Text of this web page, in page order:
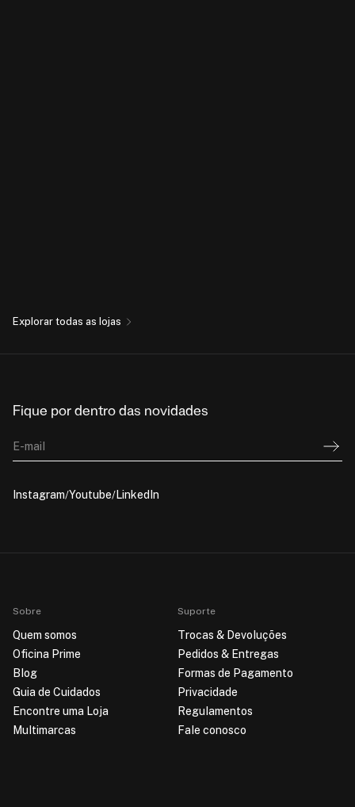
Explorar todas as lojas
Fique por dentro das novidades
E-mail
Instagram Youtube LinkedIn
Sobre
Quem somos
Oficina Prime
Blog
Guia de Cuidados
Encontre uma Loja
Multimarcas
Suporte
Trocas & Devoluções
Pedidos & Entregas
Formas de Pagamento
Privacidade
Regulamentos
Fale conosco